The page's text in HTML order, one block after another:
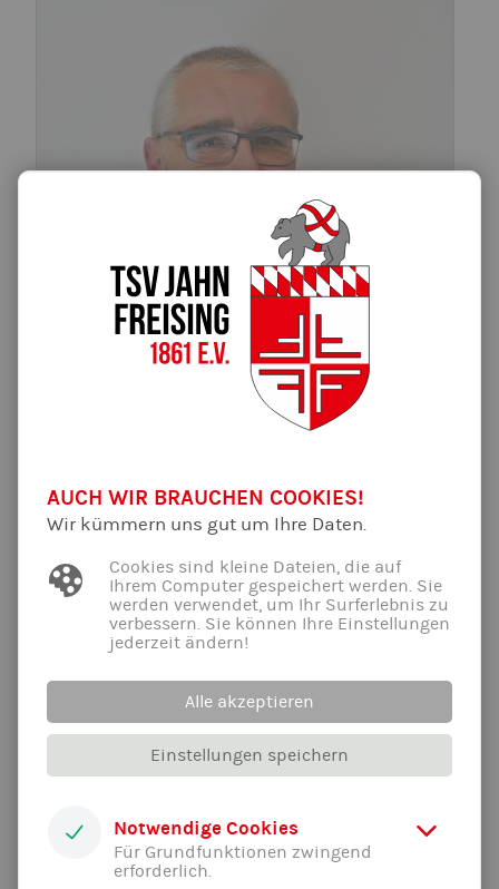
E-Mail schreiben
+49 8161 50078
AUCH WIR BRAUCHEN COOKIES!
Wir kümmern uns gut um Ihre Daten.
Cookies sind kleine Dateien, die auf
Ihrem Computer gespeichert werden. Sie
werden verwendet, um Ihr Surferlebnis zu
verbessern. Sie können Ihre Einstellungen
jederzeit ändern!
Alle akzeptieren
Einstellungen speichern
Notwendige Cookies
Für Grundfunktionen zwingend
erforderlich.